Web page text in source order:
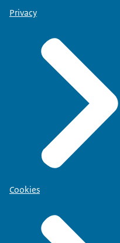
Privacy
Cookies